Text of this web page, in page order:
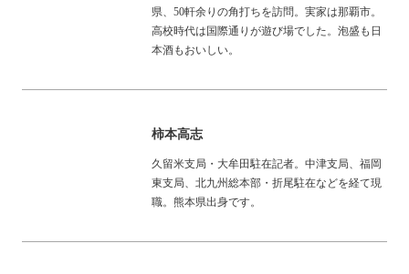
県、50軒余りの角打ちを訪問。実家は那覇市。
高校時代は国際通りが遊び場でした。泡盛も日
本酒もおいしい。
柿本高志
久留米支局・大牟田駐在記者。中津支局、福岡
東支局、北九州総本部・折尾駐在などを経て現
職。熊本県出身です。